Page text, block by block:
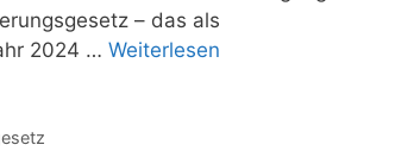
– das als
2024 … Weiterlesen